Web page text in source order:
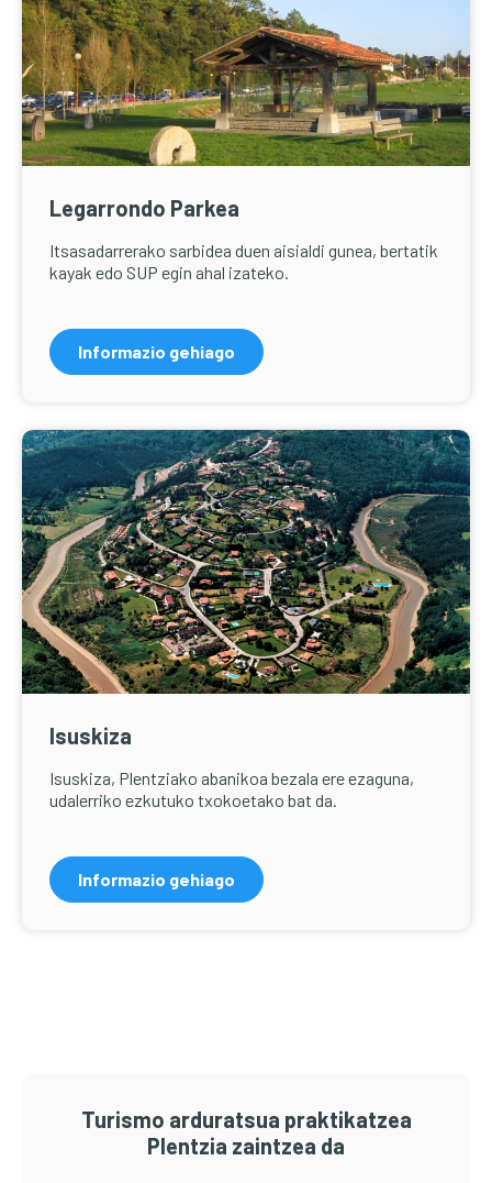
Legarrondo Parkea
Itsasadarrerako sarbidea duen aisialdi gunea, bertatik
kayak edo SUP egin ahal izateko.
Informazio gehiago
Isuskiza
Isuskiza, Plentziako abanikoa bezala ere ezaguna,
udalerriko ezkutuko txokoetako bat da.
Informazio gehiago
Turismo arduratsua praktikatzea
Plentzia zaintzea da